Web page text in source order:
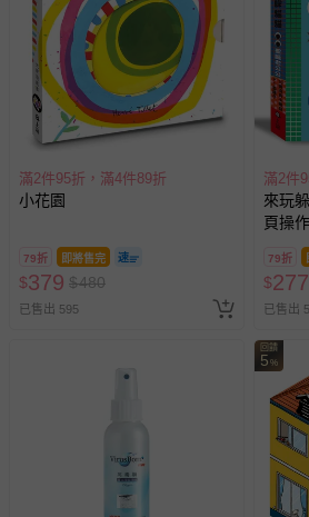
新費用）。
經消費者拆封之影音商品或電
等）。
非以有形媒介提供之數位內容
上服務，經消費者事先同意始
已拆封之以下類型商品：
-個人衛生用品（例如尿布、貼
-新生兒親膚衣物（嬰幼兒包巾
褲、紗布衣等）。
-接觸性孕哺產品（奶嘴、奶瓶
-其他原廠盒裝商品封口處已貼
示字句等說明貼紙、封條者。
國際航空、客運、訂房等服務。
相關的退換貨辦理流程，可詳見：
滿2件95折，滿4件89折
小花園
79折 即將售完
$379 $480
已售出 595
滿2件
來玩
頁操
79折
$277
已售出 5
回饋
5 %